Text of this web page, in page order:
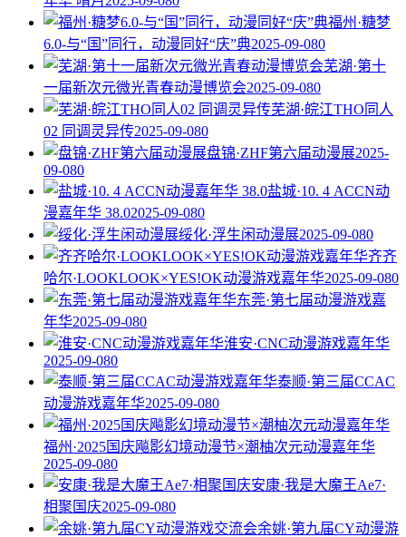
福州·糖梦
6.0-与“国”同行，动漫同好“庆”典2025-09-080
芜湖·第十
一届新次元微光青春动漫博览会2025-09-080
芜湖·皖江THO同人
02 同调灵异传2025-09-080
盘锦·ZHF第六届动漫展2025-
09-080
盐城·10. 4 ACCN动
漫嘉年华 38.02025-09-080
绥化·浮生闲动漫展2025-09-080
齐齐
哈尔·LOOKLOOK×YES!OK动漫游戏嘉年华2025-09-080
东莞·第七届动漫游戏嘉
年华2025-09-080
淮安·CNC动漫游戏嘉年华
2025-09-080
泰顺·第三届CCAC
动漫游戏嘉年华2025-09-080
福州·2025国庆飚影幻境动漫节×潮柚次元动漫嘉年华
2025-09-080
安康·我是大魔王Ae7·
相聚国庆2025-09-080
余姚·第九届CY动漫游